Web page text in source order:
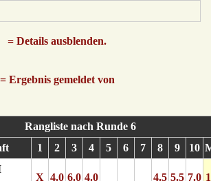
= Details ausblenden.
= Ergebnis gemeldet von
Rangliste nach Runde 6
1 2 3 4 5 6 7 8 9 10
X 4.0 6.0 4.0 4.5 5.5 7.0